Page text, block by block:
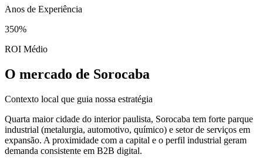
Anos de Experiência
350%
ROI Médio
O mercado de Sorocaba
Contexto local que guia nossa estratégia
Quarta maior cidade do interior paulista, Sorocaba tem forte parque
industrial (metalurgia, automotivo, químico) e setor de serviços em
expansão. A proximidade com a capital e o perfil industrial geram
demanda consistente em B2B digital.